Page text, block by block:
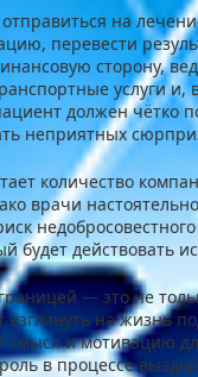
на
перевести
сторону,
услуги
должен чётко
неприятных
количество
врачи
будет действовать
— это не
взглянуть на жизнь
и мотивацию
в процессе